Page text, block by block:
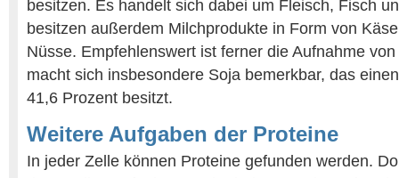
besitzen. Es handelt sich dabei um Fleisch, Fisch
besitzen außerdem Milchprodukte in Form von
Nüsse. Empfehlenswert ist ferner die Aufnahme
macht sich insbesondere Soja bemerkbar, das
41,6 Prozent besitzt.
Weitere Aufgaben der Proteine
In jeder Zelle können Proteine gefunden werden.